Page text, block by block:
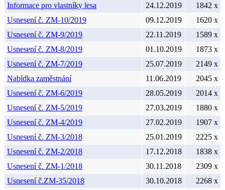
Informace pro vlastníky lesa
24.12.2019
1842 x
Usnesení č. ZM-10/2019
09.12.2019
1620 x
Usnesení č. ZM-9/2019
22.11.2019
1589 x
Usnesení č. ZM-8/2019
01.10.2019
1873 x
Usnesení č. ZM-7/2019
25.07.2019
2149 x
Nabídka zaměstnání
11.06.2019
2045 x
Usnesení č. ZM-6/2019
28.05.2019
2014 x
Usnesení č. ZM-5/2019
27.03.2019
1880 x
Usnesení č. ZM-4/2019
27.02.2019
1907 x
Usnesení č. ZM-3/2018
25.01.2019
2225 x
Usnesení č. ZM-2/2018
17.12.2018
1838 x
Usnesení č. ZM-1/2018
30.11.2018
2309 x
Usnesení č.ZM-35/2018
30.10.2018
2268 x